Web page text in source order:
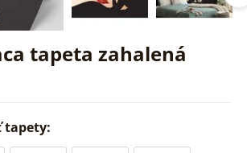
tapeta zahalená
tapety: